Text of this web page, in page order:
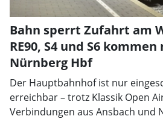
Bahn sperrt Zufahrt am
RE90, S4 und S6
Nürnberg Hbf
Der Hauptbahnhof ist nur
erreichbar – trotz Klassik Open
Verbindungen aus Ansbach und